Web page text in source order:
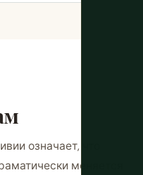
означает, что
меняется